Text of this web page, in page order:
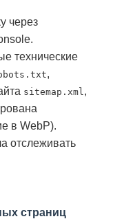
через
технические
,
sitemap.xml ,
в WebP).
отслеживать
страниц